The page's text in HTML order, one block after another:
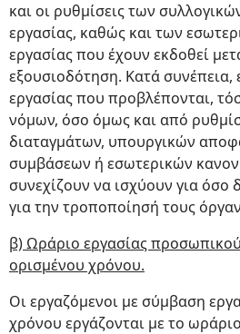
και οι ρυθμίσεις των
εργασίας, καθώς και των
εργασίας που έχουν εκδοθεί
εξουσιοδότηση. Κατά συνέπεια,
εργασίας που προβλέπονται,
νόμων, όσο όμως και από
διαταγμάτων, υπουργικών
συμβάσεων ή εσωτερικών
συνεχίζουν να ισχύουν για όσο
για την τροποποίησή τους
β) Ωράριο εργασίας
ορισμένου χρόνου.
Οι εργαζόμενοι με σύμβαση
χρόνου εργάζονται με το